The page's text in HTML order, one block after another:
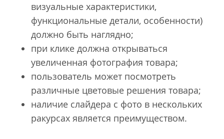
визуальные характеристики,
функциональные детали, особенности)
должно быть наглядно;
при клике должна открываться
увеличенная фотография товара;
пользователь может посмотреть
различные цветовые решения товара;
наличие слайдера с фото в нескольких
ракурсах является преимуществом.